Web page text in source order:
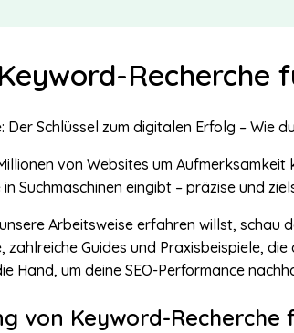
Recherche
Der Schlüssel zum digitalen Erfolg – Wie
von Websites um
Suchmaschinen eingibt – präzise und
Arbeitsweise erfahren willst, schau
zahlreiche Guides und Praxisbeispiele,
Hand, um deine SEO-Performance
von Keyword-Recherche